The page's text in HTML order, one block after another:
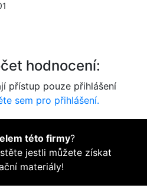
hodnocení:
přístup pouze přihlášení
sem pro přihlášení.
této firmy?
jestli můžete získat
materiály!